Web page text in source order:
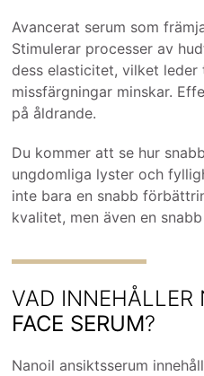
Avancerat serum som
Stimulerar processer av
dess elasticitet, vilket
missfärgningar minskar.
på åldrande.
Du kommer att se hur
ungdomliga lyster och
inte bara en snabb
kvalitet, men även en
VAD INNEHÅLLER
FACE SERUM?
Nanoil ansiktsserum